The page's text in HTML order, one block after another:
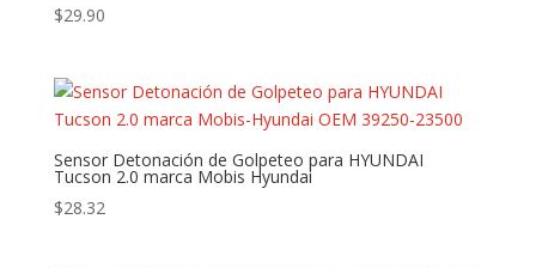
$29.90
Sensor Detonación de Golpeteo para HYUNDAI
Tucson 2.0 marca Mobis Hyundai
$28.32